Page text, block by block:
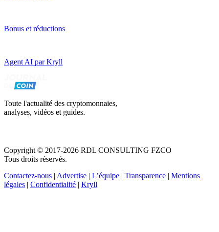
Bonus et réductions
Agent AI par Kryll
Toute l'actualité des cryptomonnaies,
analyses, vidéos et guides.
Copyright © 2017-2026 RDL CONSULTING FZCO
Tous droits réservés.
Contactez-nous | Advertise | L’équipe | Transparence | Mentions
légales | Confidentialité | Kryll